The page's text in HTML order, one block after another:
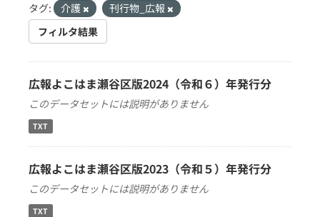
タグ: 介護
刊行物_広報
フィルタ結果
広報よこはま瀬谷区版2024（令和６）年発行分
このデータセットには説明がありません
TXT
広報よこはま瀬谷区版2023（令和５）年発行分
このデータセットには説明がありません
TXT